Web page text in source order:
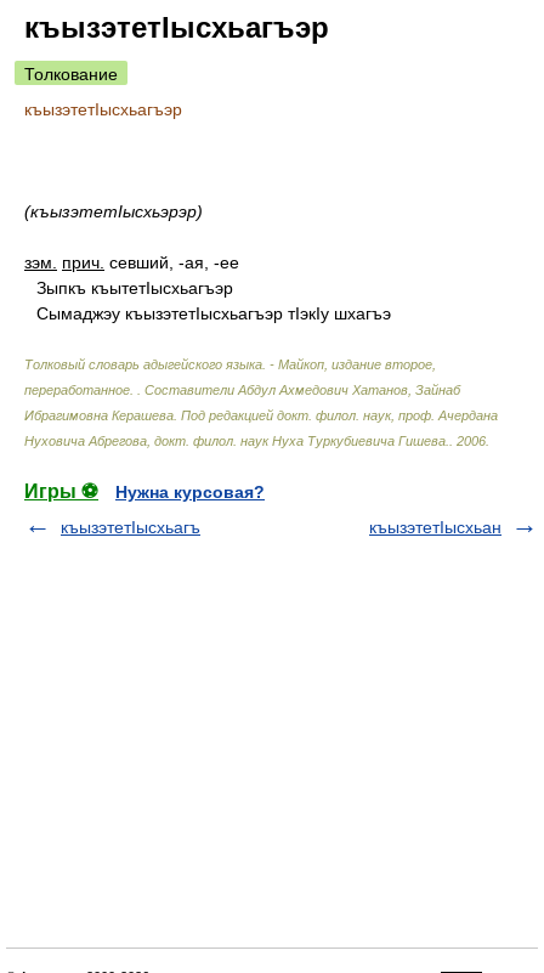
къызэтетIысхьагъэр
Толкование
къызэтетIысхьагъэр
(къызэтетIысхьэрэр)
зэм. прич. севший, -ая, -ее
Зыпкъ къытетIысхьагъэр
Сымаджэу къызэтетIысхьагъэр тIэкIу шхагъэ
Толковый словарь адыгейского языка. - Майкоп, издание второе,
переработанное.
Составители Абдул Ахмедович Хатанов, Зайнаб
Ибрагимовна Керашева. Под редакцией докт. филол. наук, проф. Ачердана
Нуховича Абрегова, докт. филол. наук Нуха Туркубиевича Гишева.
2006
Игры ⚽
Нужна курсовая?
къызэтетIысхьагъ
къызэтетIысхьан